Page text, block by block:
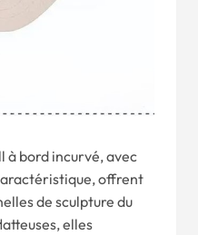
à bord incurvé, avec
offrent
de sculpture du
elles